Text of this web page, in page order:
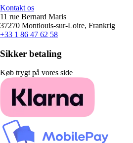
Kontakt os
11 rue Bernard Maris
37270 Montlouis-sur-Loire, Frankrig
+33 1 86 47 62 58
Sikker betaling
Køb trygt på vores side